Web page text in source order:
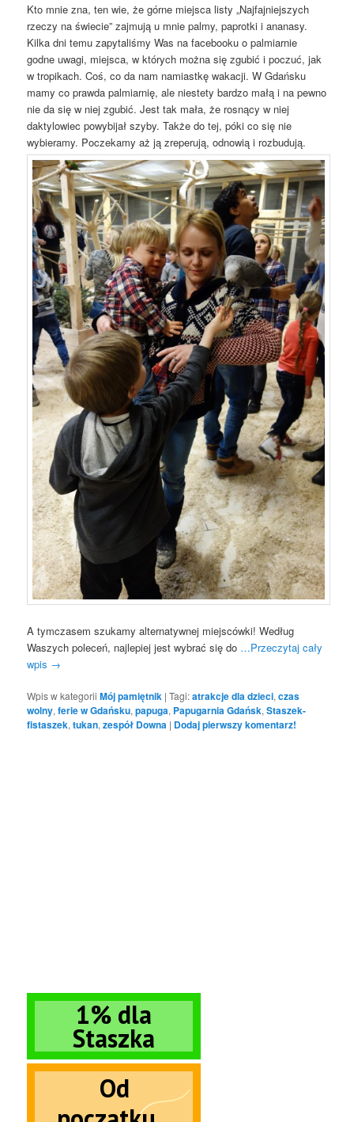
Kto mnie zna, ten wie, że górne miejsca listy „Najfajniejszych
rzeczy na świecie” zajmują u mnie palmy, paprotki i ananasy.
Kilka dni temu zapytaliśmy Was na facebooku o palmiarnie
godne uwagi, miejsca, w których można się zgubić i poczuć, jak
w tropikach. Coś, co da nam namiastkę wakacji. W Gdańsku
mamy co prawda palmiarnię, ale niestety bardzo małą i na pewno
nie da się w niej zgubić. Jest tak mała, że rosnący w niej
daktylowiec powybijał szyby. Także do tej, póki co się nie
wybieramy. Poczekamy aż ją zreperują, odnowią i rozbudują.
A tymczasem szukamy alternatywnej miejscówki! Według
Waszych poleceń, najlepiej jest wybrać się do …Przeczytaj cały
wpis →
Wpis w kategoriiMój pamiętnik |Tagi:atrakcje dla dzieci,czas
wolny,ferie w Gdańsku,papuga, Papugarnia Gdańsk,Staszek-
fistaszek,tukan,zespół Downa | Dodaj pierwszy komentarz!